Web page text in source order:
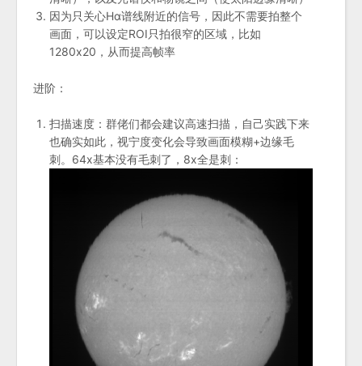
因为只关心Hα谱线附近的信号，因此不需要拍整个
画面，可以设定ROI只拍很窄的区域，比如
1280x20，从而提高帧率
进阶：
扫描速度：群佬们都会建议高速扫描，自己实践下来
也确实如此，视宁度变化会导致画面模糊+边缘毛
刺。64x基本没有毛刺了，8x全是刺：